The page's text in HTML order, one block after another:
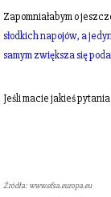
Zapomniałabym o
słodkich napojów, a
samym zwiększa się
Jeśli macie jakieś
Źródła: www.efsa.europa.eu